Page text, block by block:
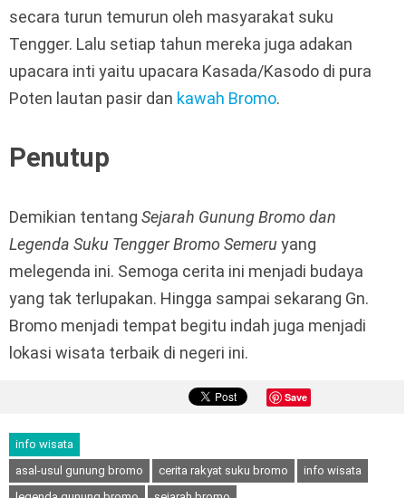
secara turun temurun oleh masyarakat suku
Tengger. Lalu setiap tahun mereka juga adakan
upacara inti yaitu upacara Kasada/Kasodo di pura
Poten lautan pasir dan kawah Bromo.
Penutup
Demikian tentang Sejarah Gunung Bromo dan
Legenda Suku Tengger Bromo Semeru yang
melegenda ini. Semoga cerita ini menjadi budaya
yang tak terlupakan. Hingga sampai sekarang Gn.
Bromo menjadi tempat begitu indah juga menjadi
lokasi wisata terbaik di negeri ini.
Save
info wisata
asal-usul gunung bromo
cerita rakyat suku bromo
info wisata